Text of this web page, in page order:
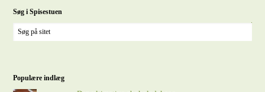
Søg i Spisestuen
Populære indlæg